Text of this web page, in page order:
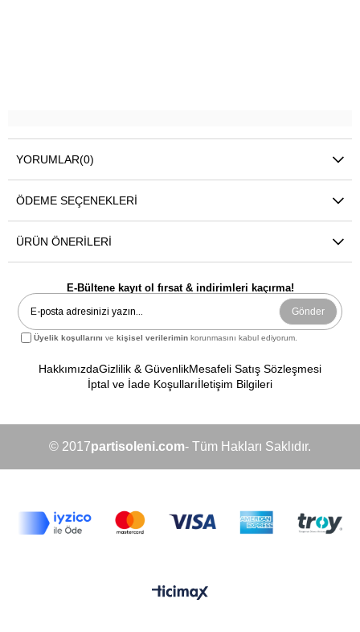
YORUMLAR(0)
ÖDEME SEÇENEKLERI
ÜRÜN ÖNERILERI
E-Bültene kayıt ol fırsat & indirimleri kaçırma!
Gönder
Üyelik koşullarını vekişisel verilerimin korunmasını kabul ediyorum.
HakkımızdaGizlilik & GüvenlikMesafeli Satış Sözleşmesi
İptal ve İade Koşullarıİletişim Bilgileri
© 2017partisoleni.com- Tüm Hakları Saklıdır.